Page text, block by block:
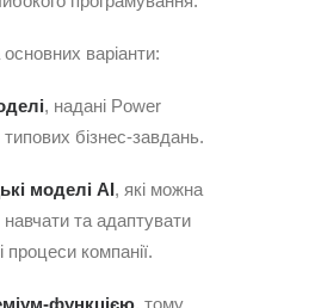
варіанти:
, надані Power
бізнес-завдань.
моделі AI, які можна
та адаптувати
процеси компанії.
функцією, тому